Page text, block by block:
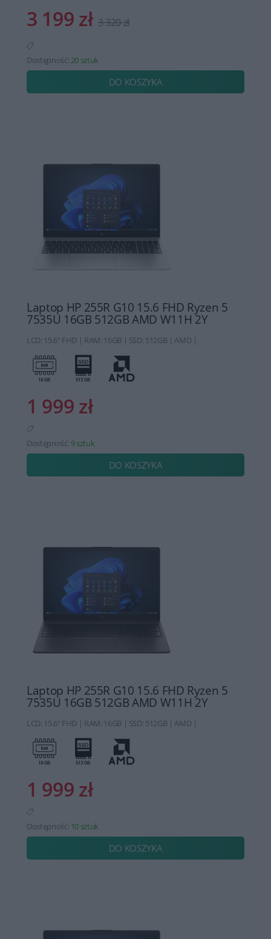
3 199 zł 3 320 zł
Dostępność: 20 sztuk
DO KOSZYKA
Laptop HP 255R G10 15.6 FHD Ryzen 5
7535U 16GB 512GB AMD W11H 2Y
LCD: 15.6" FHD | RAM: 16GB | SSD: 512GB | AMD |
1 999 zł
Dostępność: 9 sztuk
DO KOSZYKA
Laptop HP 255R G10 15.6 FHD Ryzen 5
7535U 16GB 512GB AMD W11H 2Y
LCD: 15.6" FHD | RAM: 16GB | SSD: 512GB | AMD |
1 999 zł
Dostępność: 10 sztuk
DO KOSZYKA